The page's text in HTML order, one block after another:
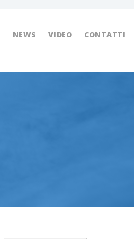
NEWS VIDEO CONTATTI